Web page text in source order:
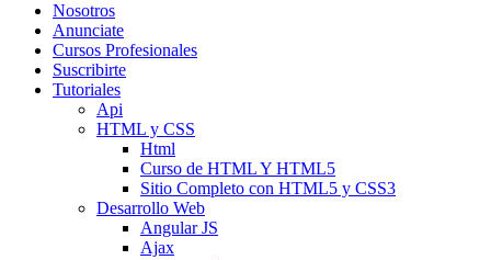
Nosotros
Anunciate
Cursos Profesionales
Suscribirte
Tutoriales
Api
HTML y CSS
Html
Curso de HTML Y HTML5
Sitio Completo con HTML5 y CSS3
Desarrollo Web
Angular JS
Ajax